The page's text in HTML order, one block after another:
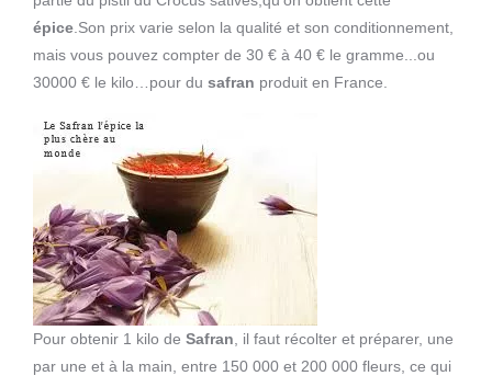
épice .Son prix varie selon la qualité et son conditionnement,
mais vous pouvez compter de 30 € à 40 € le gramme...ou
30000 € le kilo…pour du safran produit en France.
Pour obtenir 1 kilo de Safran , il faut récolter et préparer, une
par une et à la main, entre 150 000 et 200 000 fleurs, ce qui